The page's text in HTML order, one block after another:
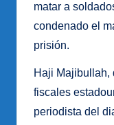
matar a
condenado el
prisión.
Haji Majibullah,
fiscales
periodista del